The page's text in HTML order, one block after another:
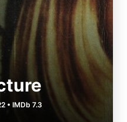
• IMDb 7.3